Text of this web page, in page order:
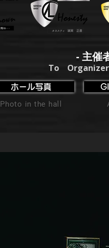
- 主催
To
ホール写真
Photo in the hall